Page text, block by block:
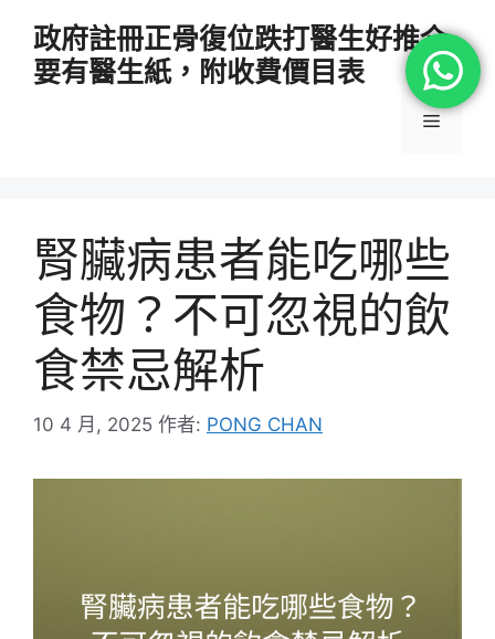
政府註冊正骨復位跌打醫生好推介
要有醫生紙，附收費價目表
選
腎臟病患者能吃哪些
食物？不可忽視的飲
食禁忌解析
10 4 月, 2025 作者: PONG CHAN